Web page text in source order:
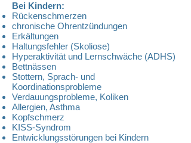
Bei Kindern:
Rückenschmerzen
chronische Ohrentzündungen
Erkältungen
Haltungsfehler (Skoliose)
Hyperaktivität und Lernschwäche (ADHS)
Bettnässen
Stottern, Sprach- und
Koordinationsprobleme
Verdauungsprobleme, Koliken
Allergien, Asthma
Kopfschmerz
KISS-Syndrom
Entwicklungsstörungen bei Kindern